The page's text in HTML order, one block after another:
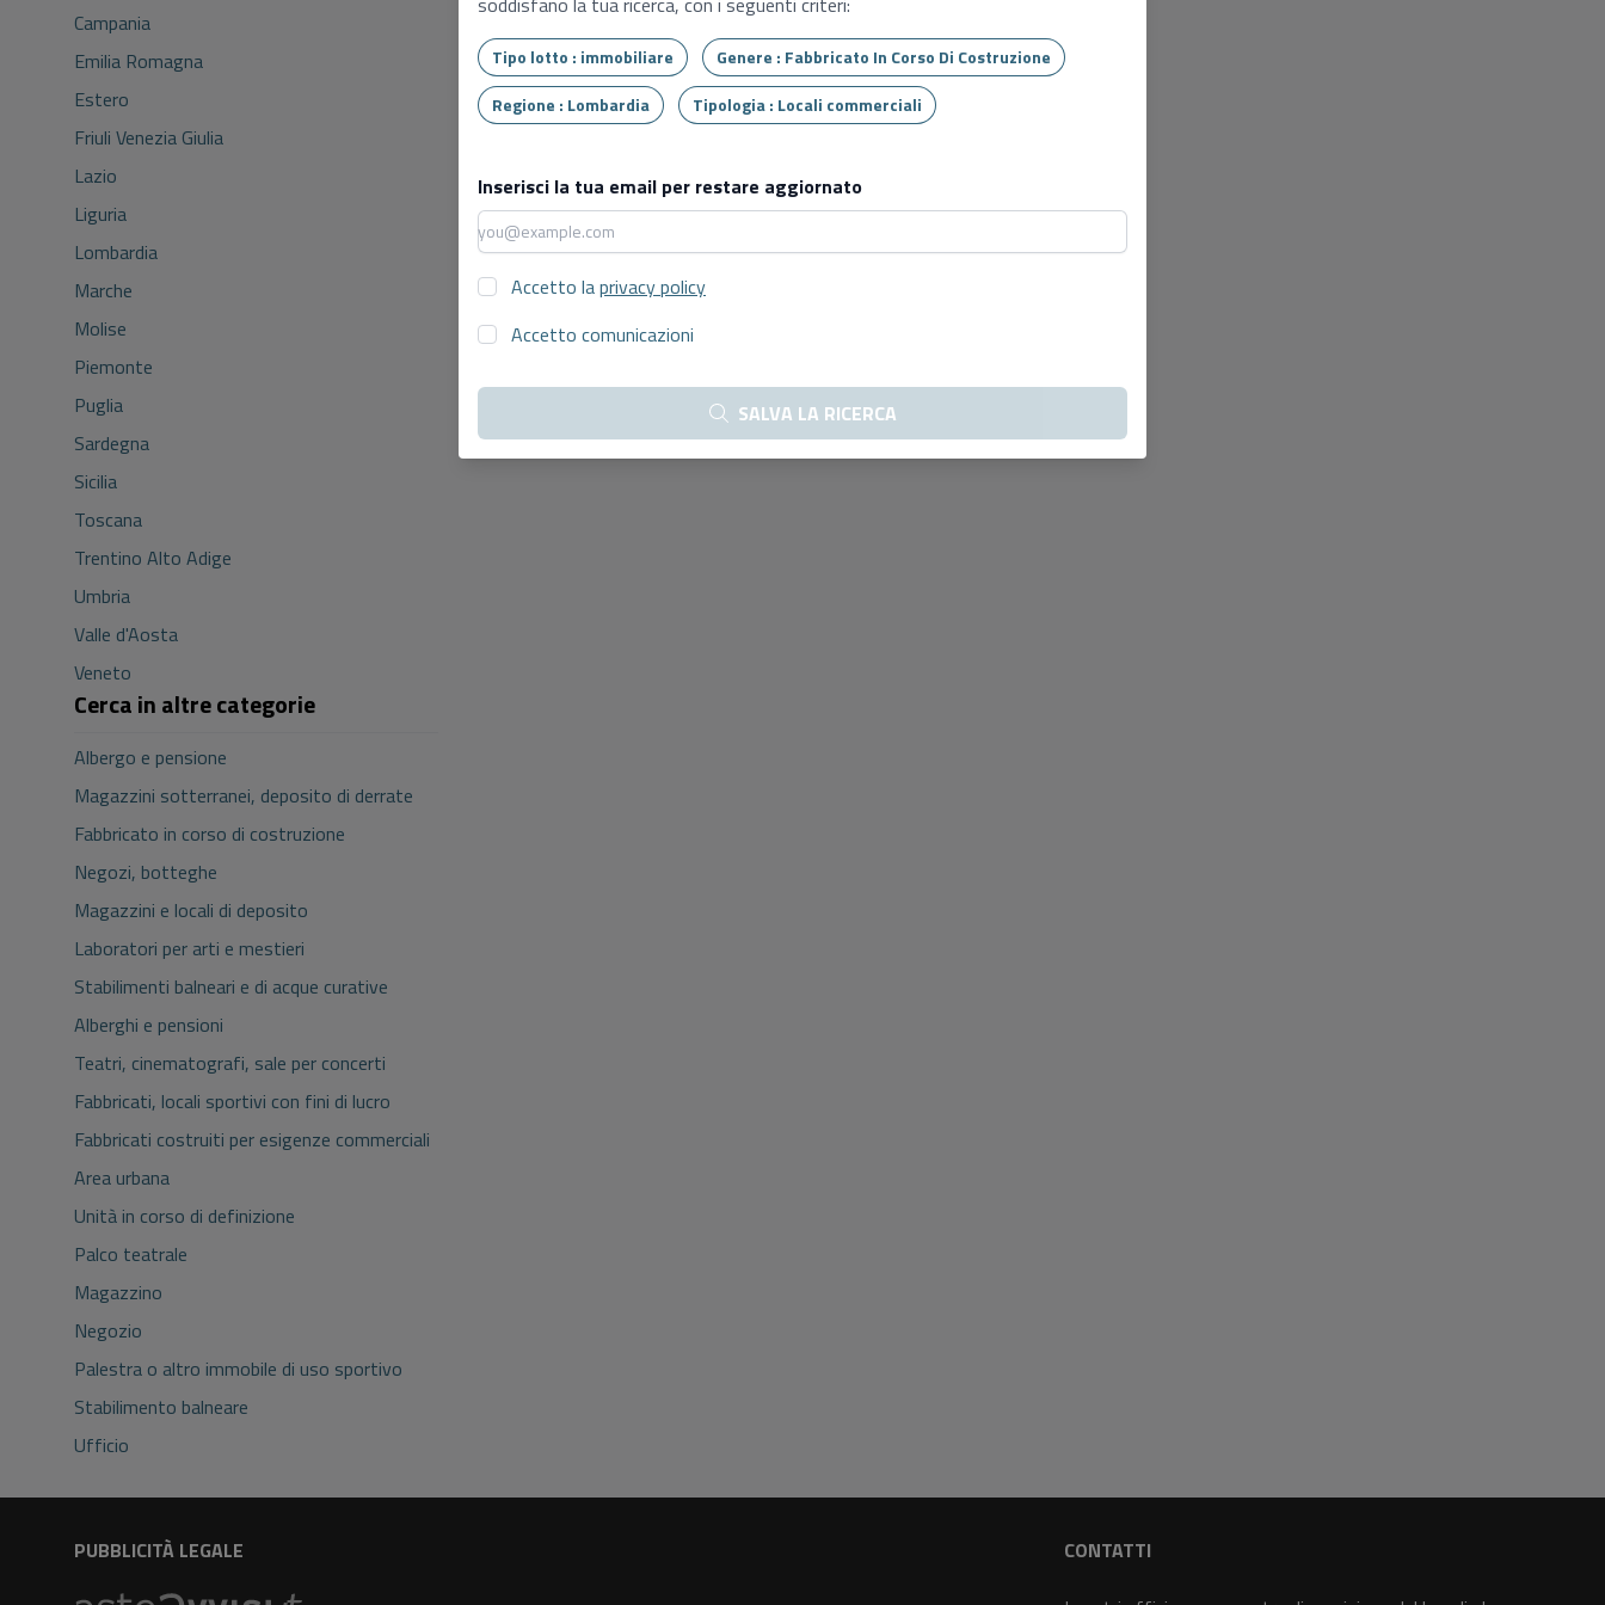
Campania
Emilia Romagna
Estero
Friuli Venezia Giulia
Lazio
Liguria
Lombardia
Marche
Molise
Piemonte
Puglia
Sardegna
Sicilia
Toscana
Trentino Alto Adige
Umbria
Valle d'Aosta
Veneto
Cerca in altre categorie
Albergo e pensione
Magazzini sotterranei, deposito di derrate
Fabbricato in corso di costruzione
Negozi, botteghe
Magazzini e locali di deposito
Laboratori per arti e mestieri
Stabilimenti balneari e di acque curative
Alberghi e pensioni
Teatri, cinematografi, sale per concerti
Fabbricati, locali sportivi con fini di lucro
Fabbricati costruiti per esigenze commerciali
Area urbana
Unità in corso di definizione
Palco teatrale
Magazzino
Negozio
Palestra o altro immobile di uso sportivo
Stabilimento balneare
Ufficio
Tipo lotto : immobiliare
Genere : Fabbricato In Corso Di Costruzione
Regione : Lombardia
Tipologia : Locali commerciali
Inserisci la tua email per restare aggiornato
Accetto laprivacy policy
Accetto comunicazioni
SALVA LA RICERCA
PUBBLICITÀ LEGALE
CONTATTI